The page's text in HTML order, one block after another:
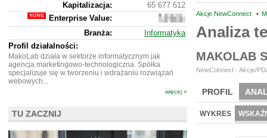
Akcje NewConnect •
Analiza
MAKOLAB
NewConnect - Akcje/
PROFIL
BR LAB
WYKRES
Kapitalizacja:
65 677 612
Enterprise Value:
40
532
612
Branża:
Informatyka
Profil działalności:
MakoLab działa w sektorze informatycznym jak
agencja marketingowo-technologiczna. Spółka
specjalizuje się w tworzeniu i wdrażaniu rozwiązań
webowych...
więcej »
TU ZACZNIJ